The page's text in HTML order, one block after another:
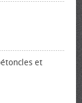
et